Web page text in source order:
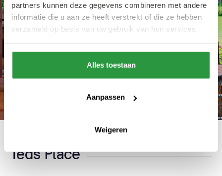
partners kunnen deze gegevens combineren met andere
informatie die u aan ze heeft verstrekt of die ze hebben
verzameld op basis van uw gebruik van hun services.
Alles toestaan
Aanpassen
Weigeren
Teds Place